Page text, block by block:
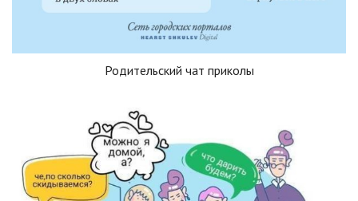
Родительский чат приколы